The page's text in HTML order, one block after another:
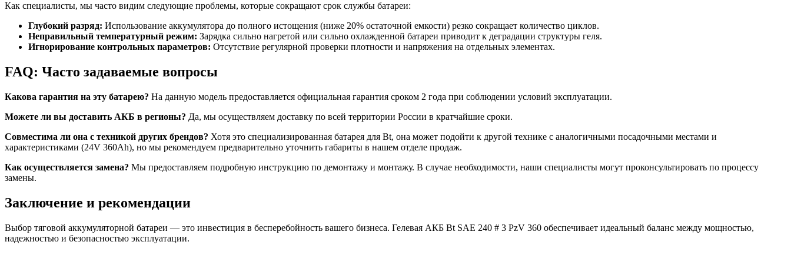
Как специалисты, мы часто видим следующие проблемы, которые сокращают срок службы батареи:
Глубокий разряд: Использование аккумулятора до полного истощения (ниже 20% остаточной емкости) резко сокращает количество циклов.
Неправильный температурный режим: Зарядка сильно нагретой или сильно охлажденной батареи приводит к деградации структуры геля.
Игнорирование контрольных параметров: Отсутствие регулярной проверки плотности и напряжения на отдельных элементах.
FAQ: Часто задаваемые вопросы
Какова гарантия на эту батарею? На данную модель предоставляется официальная гарантия сроком 2 года при соблюдении условий эксплуатации.
Можете ли вы доставить АКБ в регионы? Да, мы осуществляем доставку по всей территории России в кратчайшие сроки.
Совместима ли она с техникой других брендов? Хотя это специализированная батарея для Bt, она может подойти к другой технике с аналогичными посадочными местами и
характеристиками (24V 360Ah), но мы рекомендуем предварительно уточнить габариты в нашем отделе продаж.
Как осуществляется замена? Мы предоставляем подробную инструкцию по демонтажу и монтажу. В случае необходимости, наши специалисты могут проконсультировать по процессу
замены.
Заключение и рекомендации
Выбор тяговой аккумуляторной батареи — это инвестиция в бесперебойность вашего бизнеса. Гелевая АКБ Bt SAE 240 # 3 PzV 360 обеспечивает идеальный баланс между мощностью,
надежностью и безопасностью эксплуатации.